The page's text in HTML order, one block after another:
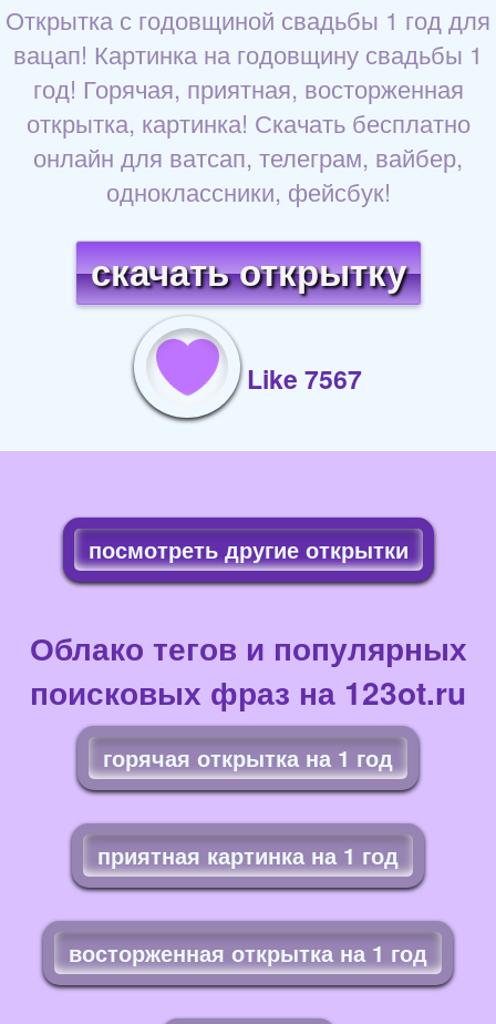
Открытка с годовщиной свадьбы 1 год для
вацап! Картинка на годовщину свадьбы 1
год! Горячая, приятная, восторженная
открытка, картинка! Скачать бесплатно
онлайн для ватсап, телеграм, вайбер,
одноклассники, фейсбук!
скачать открытку
Like 7567
посмотреть другие открытки
Облако тегов и популярных
поисковых фраз на 123ot.ru
горячая открытка на 1 год
приятная картинка на 1 год
восторженная открытка на 1 год